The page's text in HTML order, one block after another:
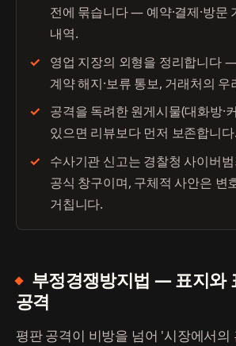
전에 묶습니다 — 예약·결제·방문
내역.
영업 지장의 외형을 정리합니다
계약 해지·보류 통보, 거래처의 우
공격을 독려한 원게시물(대화방·
있으면 리뷰보다 먼저 보존합니다.
수사기관 신고는 경찰청 사이버
공식 창구이며, 구체적 사안은 변
거칩니다.
부정경쟁방지법 — 표지와
공격
평판 공격이 비방을 넘어 '시장에서의